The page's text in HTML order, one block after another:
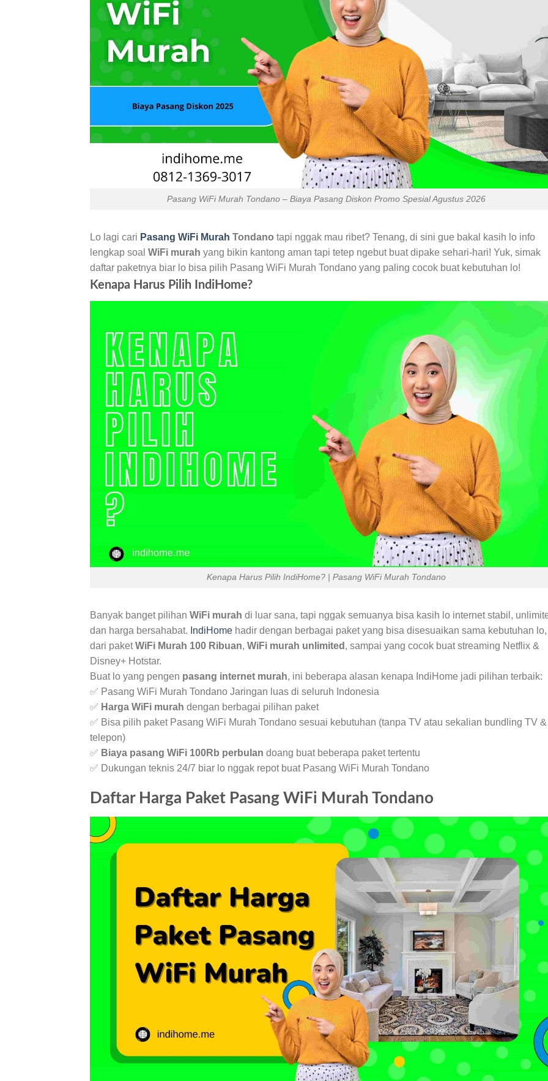
Pasang WiFi Murah Tondano – Biaya Pasang Diskon Promo Spesial Agustus 2026
Lo lagi cari Pasang WiFi Murah Tondano tapi nggak mau ribet? Tenang, di sini gue bakal kasih lo info
lengkap soal WiFi murah yang bikin kantong aman tapi tetep ngebut buat dipake sehari-hari! Yuk, simak
daftar paketnya biar lo bisa pilih Pasang WiFi Murah Tondano yang paling cocok buat kebutuhan lo!
Kenapa Harus Pilih IndiHome?
Kenapa Harus Pilih IndiHome? | Pasang WiFi Murah Tondano
Banyak banget pilihan WiFi murah di luar sana, tapi nggak semuanya bisa kasih lo internet stabil,
dan harga bersahabat. IndiHome hadir dengan berbagai paket yang bisa disesuaikan sama kebutuhan lo,
dari paketWiFi Murah 100 Ribuan, WiFi murah unlimited , sampai yang cocok buat streaming Netflix &
Disney+ Hotstar.
Buat lo yang pengen pasang internet murah, ini beberapa alasan kenapa IndiHome jadi pilihan terbaik:
✅ Pasang WiFi Murah Tondano Jaringan luas di seluruh Indonesia
✅ Harga WiFi murah dengan berbagai pilihan paket
✅ Bisa pilih paket Pasang WiFi Murah Tondano sesuai kebutuhan (tanpa TV atau sekalian bundling TV &
telepon)
✅ Biaya pasang WiFi 100Rb perbulan doang buat beberapa paket tertentu
✅ Dukungan teknis 24/7 biar lo nggak repot buat Pasang WiFi Murah Tondano
Daftar Harga Paket Pasang WiFi Murah Tondano